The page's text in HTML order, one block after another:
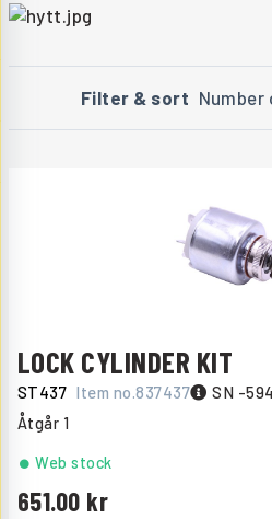
Filter & sort
LOCK CYLINDER KIT
ST437 Item no.837437 SN -
Åtgår 1
651.00
Web stock